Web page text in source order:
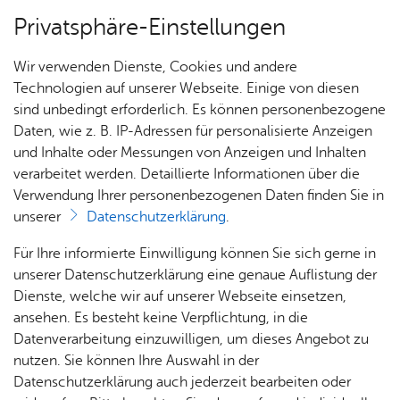
Über­sicht Bür­ger & Stadt
Rat­
haus &
Bür­
ger­
ser­vice
Rat­
häu­ser
Nach­
rich­
ten,
Vi­de­os
& Bil­
der
Me­di­
Jobs
Stel­
len­an­
ge­bo­te
Aus­bil­
dung &
Stu­di­
Bauen
& Um­
welt
Geo­
da­ten
Ge­
sund­
heit &
kum
Dienst­leis­tun­gen A–Z
Vor­le­sen
Kenn­zei­chen - Dieb­stahl
oder Ver­lust mel­den
Ihnen wurden eines oder beide Kennzeichen Ihres
Fahrzeuges gestohlen? Sie haben ein oder beide
Kennzeichen verloren?
Privatsphäre-Einstellungen
Wir verwenden Dienste, Cookies und andere
Technologien auf unserer Webseite. Einige von diesen
sind unbedingt erforderlich. Es können personenbezogene
Daten, wie z. B. IP-Adressen für personalisierte Anzeigen
und Inhalte oder Messungen von Anzeigen und Inhalten
verarbeitet werden. Detaillierte Informationen über die
Verwendung Ihrer personenbezogenen Daten finden Sie in
unserer
Datenschutzerklärung.
Für Ihre informierte Einwilligung können Sie sich gerne in
unserer Datenschutzerklärung eine genaue Auflistung der
Dienste, welche wir auf unserer Webseite einsetzen,
ansehen. Es besteht keine Verpflichtung, in die
Datenverarbeitung einzuwilligen, um dieses Angebot zu
nutzen. Sie können Ihre Auswahl in der
Datenschutzerklärung auch jederzeit bearbeiten oder